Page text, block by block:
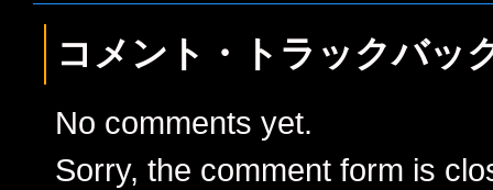
コメント・トラックバッ
No comments yet.
Sorry, the comment form is